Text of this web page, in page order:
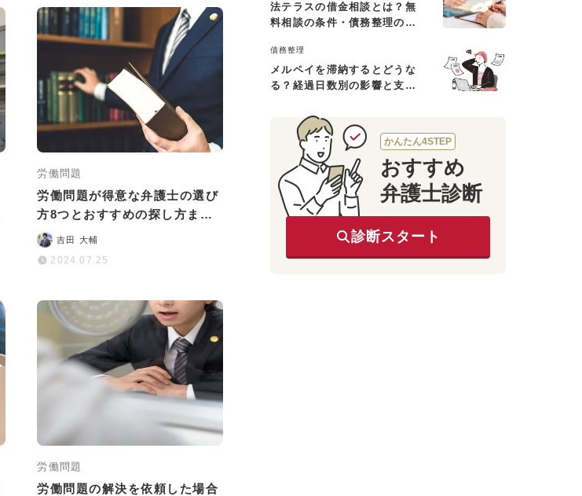
労働問題
労働問題が得意な弁護士の選び
方8つとおすすめの探し方まと
め
吉田 大輔
2024.07.25
労働問題
労働問題の解決を依頼した場合
法テラスの借金相談とは？無
料相談の条件・債務整理の費
債務整理
メルペイを滞納するとどうな
る？経過日数別の影響と支払
かんたん4STEP
おすすめ
弁護士診断
診断スタート